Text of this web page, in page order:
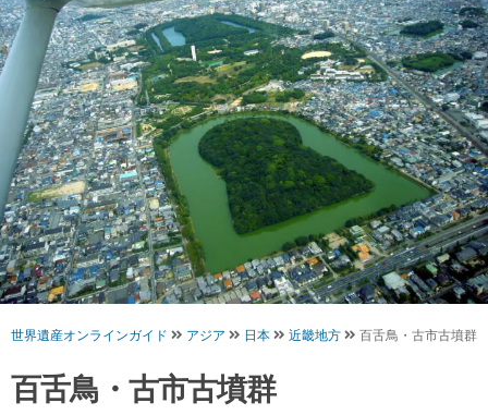
世界遺産オンラインガイド アジア 日本 近畿地方 百舌鳥・古市古墳群
百舌鳥・古市古墳群